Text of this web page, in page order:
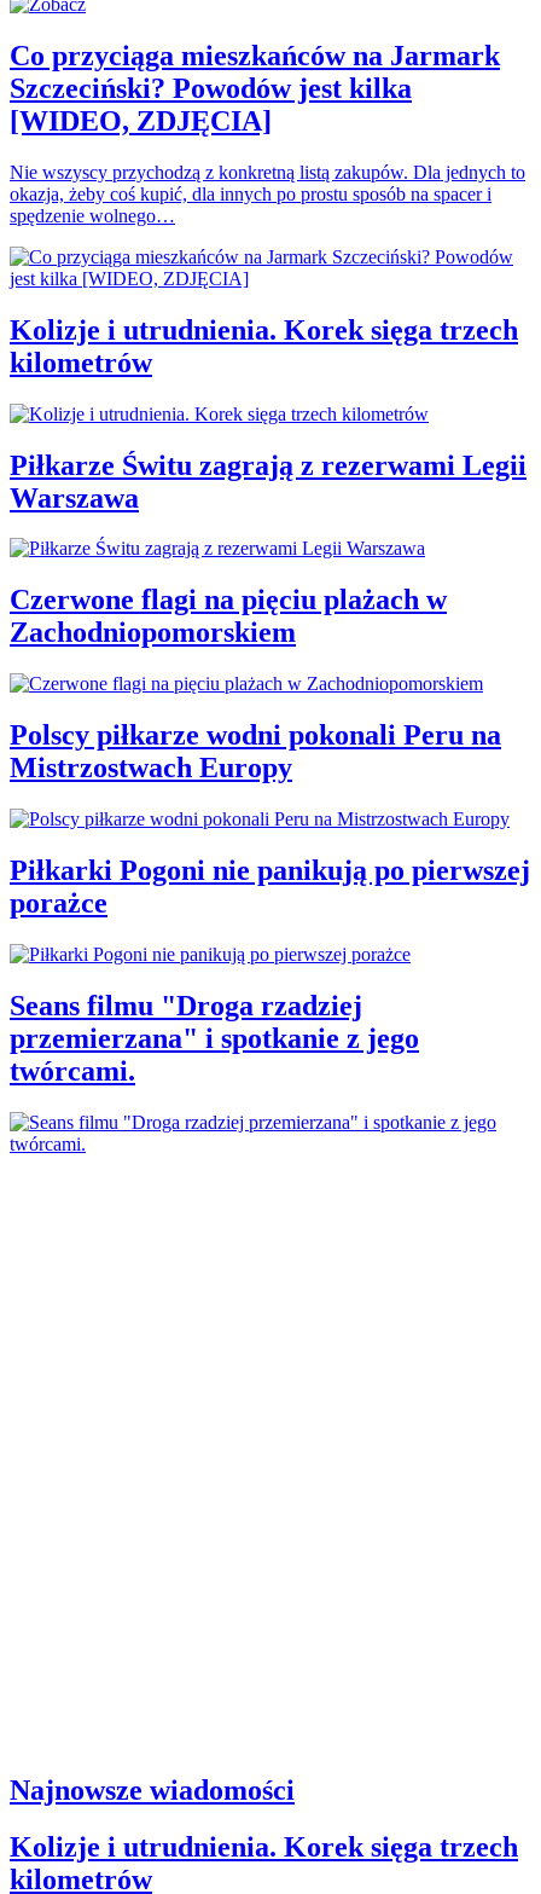
Co przyciąga mieszkańców na Jarmark
Szczeciński? Powodów jest kilka
[WIDEO, ZDJĘCIA]
Nie wszyscy przychodzą z konkretną listą zakupów. Dla jednych to
okazja, żeby coś kupić, dla innych po prostu sposób na spacer i
spędzenie wolnego…
Kolizje i utrudnienia. Korek sięga trzech
kilometrów
Piłkarze Świtu zagrają z rezerwami Legii
Warszawa
Czerwone flagi na pięciu plażach w
Zachodniopomorskiem
Polscy piłkarze wodni pokonali Peru na
Mistrzostwach Europy
Piłkarki Pogoni nie panikują po pierwszej
porażce
Seans filmu "Droga rzadziej
przemierzana" i spotkanie z jego
twórcami.
Najnowsze wiadomości
Kolizje i utrudnienia. Korek sięga trzech
kilometrów